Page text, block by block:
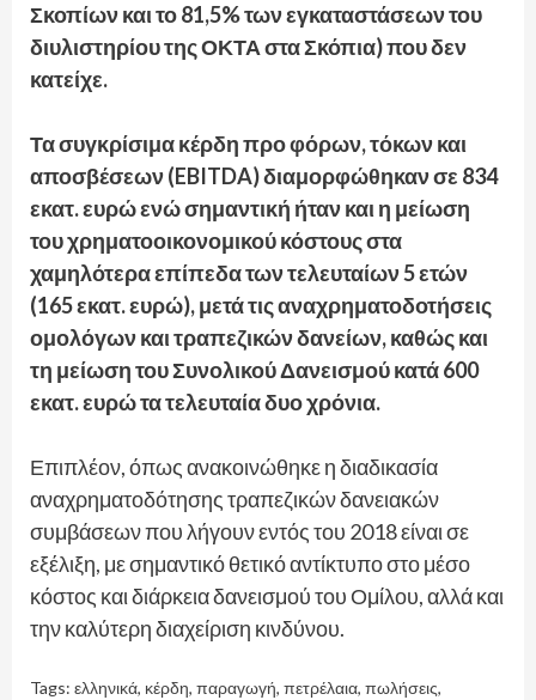
Σκοπίων και το 81,5% των εγκαταστάσεων του
διυλιστηρίου της ΟΚΤΑ στα Σκόπια) που δεν
κατείχε.
Τα συγκρίσιμα κέρδη προ φόρων, τόκων και
αποσβέσεων (EBITDA) διαμορφώθηκαν σε 834
εκατ. ευρώ ενώ σημαντική ήταν και η μείωση
του χρηματοοικονομικού κόστους στα
χαμηλότερα επίπεδα των τελευταίων 5 ετών
(165 εκατ. ευρώ), μετά τις αναχρηματοδοτήσεις
ομολόγων και τραπεζικών δανείων, καθώς και
τη μείωση του Συνολικού Δανεισμού κατά 600
εκατ. ευρώ τα τελευταία δυο χρόνια.
Επιπλέον, όπως ανακοινώθηκε η διαδικασία
αναχρηματοδότησης τραπεζικών δανειακών
συμβάσεων που λήγουν εντός του 2018 είναι σε
εξέλιξη, με σημαντικό θετικό αντίκτυπο στο μέσο
κόστος και διάρκεια δανεισμού του Ομίλου, αλλά και
την καλύτερη διαχείριση κινδύνου.
Tags: ελληνικά, κέρδη, παραγωγή, πετρέλαια, πωλήσεις,